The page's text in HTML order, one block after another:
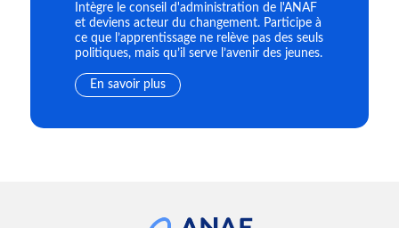
Intègre le conseil d'administration de l'ANAF
et deviens acteur du changement. Participe à
ce que l’apprentissage ne relève pas des seuls
politiques, mais qu’il serve l’avenir des jeunes.
En savoir plus